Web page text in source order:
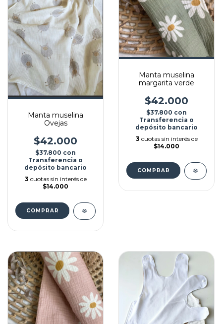
Manta muselina
Ovejas
$42.000
$37.800 con
Transferencia o
depósito bancario
3 cuotas sin interés de
$14.000
Manta muselina
margarita verde
$42.000
$37.800 con
Transferencia o
depósito bancario
3 cuotas sin interés de
$14.000